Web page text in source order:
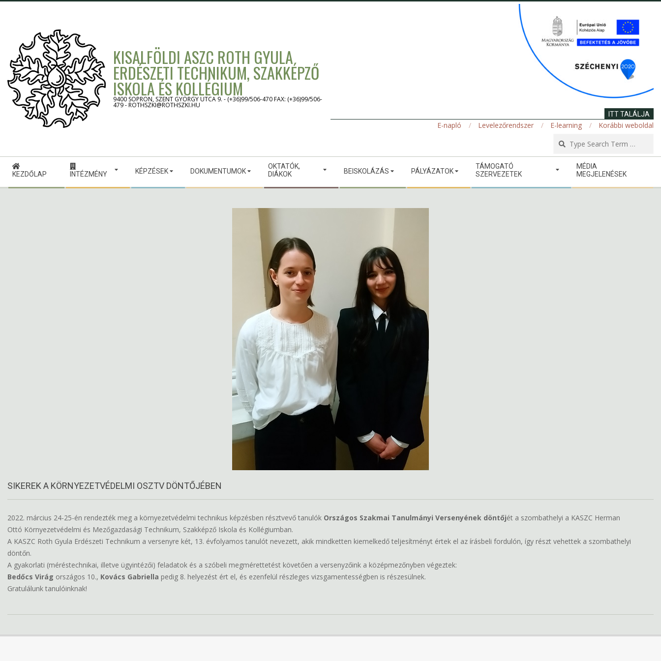
KISALFÖLDI ASZC ROTH GYULA
ERDÉSZETI TECHNIKUM, SZAKKÉPZŐ
ISKOLA ÉS KOLLÉGIUM
9400 SOPRON, SZENT GYÖRGY UTCA 9. - (+36)99/506-470 FAX: (+36)99/506-
479 - ROTHSZKI@ROTHSZKI.HU
ITT TALÁLJA
E-napló Levelezőrendszer E-learning
Korábbi weboldal
Secondary
Navigation
Menu
KEZDŐLAP INTÉZMÉNY KÉPZÉSEK DOKUMENTUMOK
OKTATÓK,
DIÁKOK
BEISKOLÁZÁS PÁLYÁZATOK
TÁMOGATÓ
SZERVEZETEK
MÉDIA
MEGJELENÉSEK
SIKEREK A KÖRNYEZETVÉDELMI OSZTV DÖNTŐJÉBEN
2022. március 24-25-én rendezték meg a környezetvédelmi technikus képzésben résztvevő tanulók Országos Szakmai Tanulmányi Versenyének döntőjét a szombathelyi a KASZC Herman
Ottó Környezetvédelmi és Mezőgazdasági Technikum, Szakképző Iskola és Kollégiumban.
A KASZC Roth Gyula Erdészeti Technikum a versenyre két, 13. évfolyamos tanulót nevezett, akik mindketten kiemelkedő teljesítményt értek el az írásbeli fordulón, így részt vehettek a szombathelyi
döntőn.
A gyakorlati (méréstechnikai, illetve ügyintézői) feladatok és a szóbeli megmérettetést követően a versenyzőink a középmezőnyben végeztek:
Bedőcs Virág országos 10., Kovács Gabriella pedig 8. helyezést ért el, és ezenfelül részleges vizsgamentességben is részesülnek.
Gratulálunk tanulóinknak!